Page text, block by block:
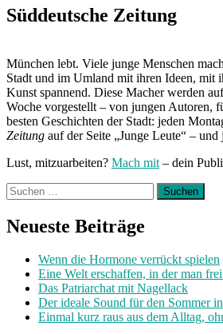
Süddeutsche Zeitung
München lebt. Viele junge Menschen
Stadt und im Umland mit ihren Ideen, mit
Kunst spannend. Diese Macher werden
Woche vorgestellt – von jungen Autoren,
besten Geschichten der Stadt: jeden
Zeitung auf der Seite „Junge Leute“ –
Lust, mitzuarbeiten? Mach mit – dein
Suchen
nach:
Neueste Beiträge
Wenn die Hormone verrückt spielen
Eine Welt erschaffen, in der man
Das Patriarchat mit Nagellack
Der ideale Sound für den Sommer
Einmal kurz raus aus dem Alltag,